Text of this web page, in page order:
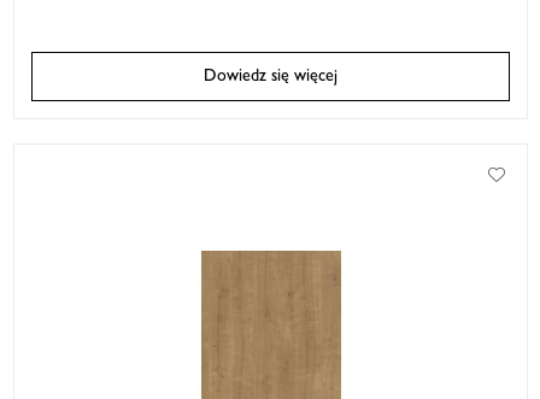
Dowiedz się więcej